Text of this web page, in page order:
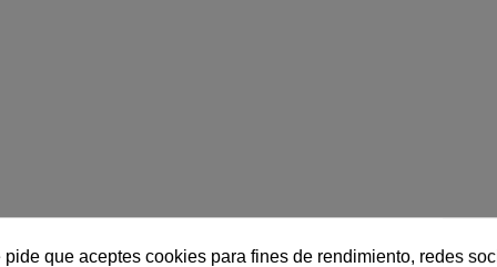
pide que aceptes cookies para fines de rendimiento, redes